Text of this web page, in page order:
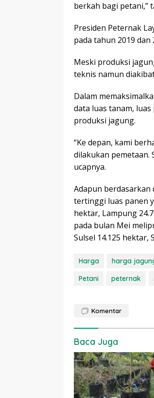
berkah bagi petani,”
Presiden Peternak
pada tahun 2019 dan
Meski produksi
teknis namun
Dalam
data luas tanam,
produksi jagung.
“Ke depan, kami
dilakukan pemetaan.
ucapnya.
Adapun berdasarkan
tertinggi luas panen
hektar, Lampung
pada bulan Mei
Sulsel 14.125 hektar,
Harga harga
Petani
peternak
Komentar
Baca Juga